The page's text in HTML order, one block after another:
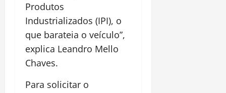
Produtos
Industrializados (IPI), o
que barateia o veículo”,
explica Leandro Mello
Chaves.
Para solicitar o